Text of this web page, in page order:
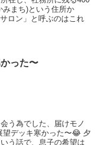
まち)という住所か
ロン」と呼ぶのはこれ
った〜
う為でした、届けモノ
望デッキ寒かった〜😂 夕
う話で、息子の希望は